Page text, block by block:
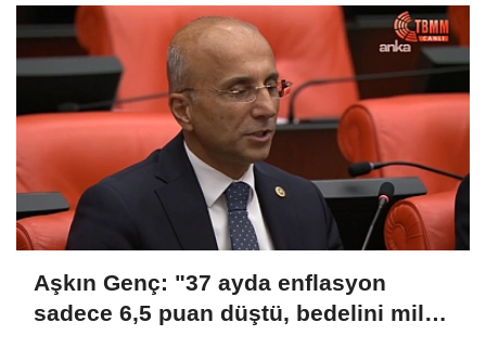
Aşkın Genç: "37 ayda enflasyon
sadece 6,5 puan düştü, bedelini millet